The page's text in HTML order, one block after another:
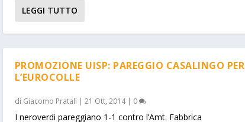
LEGGI TUTTO
PROMOZIONE UISP: PAREGGIO CASALINGO PER
L’EUROCOLLE
di Giacomo Pratali | 21 Ott, 2014| 0
I neroverdi pareggiano 1-1 contro l’Amt. Fabbrica